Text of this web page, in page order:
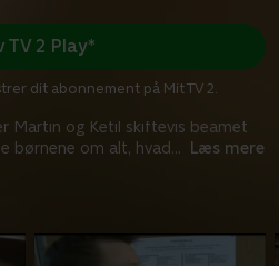
Martin og Ketil skiftevis beamet
børnene om alt, hvad... Læs mere
TV 2 Play*
dit abonnement på Mit TV 2.